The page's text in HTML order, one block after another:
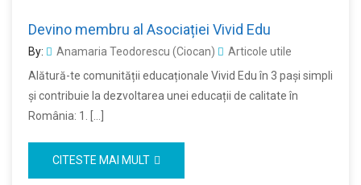
Devino membru al Asociației Vivid Edu
By: Anamaria Teodorescu (Ciocan)
Articole utile
Alătură-te comunității educaționale Vivid Edu în 3 pași simpli
și contribuie la dezvoltarea unei educații de calitate în
România: 1. […]
CITESTE MAI MULT